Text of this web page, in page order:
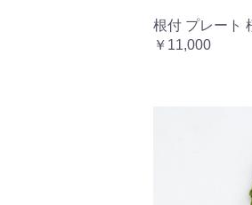
根付 プレート
￥11,000